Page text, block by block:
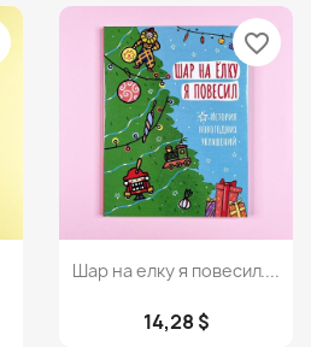
Просмотр
Шар на елку я повесил....
14,28 $
favorite_border